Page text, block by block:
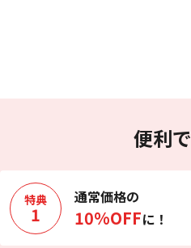
便利
特典
1
通常価格の
10%OFFに！